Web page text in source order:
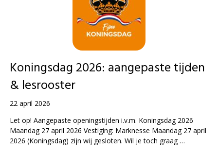
Koningsdag 2026: aangepaste tijden
& lesrooster
22 april 2026
Let op! Aangepaste openingstijden i.v.m. Koningsdag 2026
Maandag 27 april 2026 Vestiging: Marknesse Maandag 27 april
2026 (Koningsdag) zijn wij gesloten. Wil je toch graag …